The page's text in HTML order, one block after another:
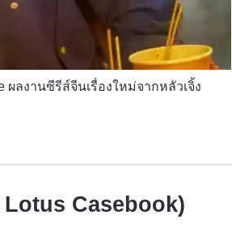
ลงานซีรีส์จีนเรื่องใหม่จากหลัวเจิ้ง
Casebook)